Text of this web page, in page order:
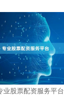
业股票配资服务平台